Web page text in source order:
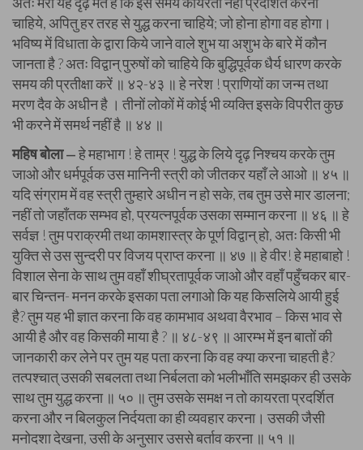
चाहिये, अपितु हर तरह से युद्ध करना चाहिये; जो होना होगा वह होगा।
भविष्य में विधाता के द्वारा किये जाने वाले शुभ या अशुभ के बारे में कौन
जानता है ? अतः विद्वान् पुरुषों को चाहिये कि बुद्धिपूर्वक धैर्य धारण करके
समय की प्रतीक्षा करें ॥ ४२-४३ ॥ हे नरेश ! प्राणियों का जन्म तथा
मरण दैव के अधीन है । तीनों लोकों में कोई भी व्यक्ति इसके विपरीत कुछ
भी करने में समर्थ नहीं है ॥ ४४ ॥
महिष बोला— हे महाभाग ! हे ताम्र ! युद्ध के लिये दृढ़ निश्चय करके तुम
जाओ और धर्मपूर्वक उस मानिनी स्त्री को जीतकर यहाँ ले आओ ॥ ४५ ॥
यदि संग्राम में वह स्त्री तुम्हारे अधीन न हो सके, तब तुम उसे मार डालना;
नहीं तो जहाँतक सम्भव हो, प्रयत्नपूर्वक उसका सम्मान करना ॥ ४६ ॥ हे
सर्वज्ञ ! तुम पराक्रमी तथा कामशास्त्र के पूर्ण विद्वान् हो, अतः किसी भी
युक्ति से उस सुन्दरी पर विजय प्राप्त करना ॥ ४७ ॥ हे वीर! हे महाबाहो !
विशाल सेना के साथ तुम वहाँ शीघ्रतापूर्वक जाओ और वहाँ पहुँचकर बार-
बार चिन्तन- मनन करके इसका पता लगाओ कि यह किसलिये आयी हुई
है? तुम यह भी ज्ञात करना कि वह कामभाव अथवा वैरभाव – किस भाव से
आयी है और वह किसकी माया है ? ॥ ४८-४९ ॥ आरम्भ में इन बातों की
जानकारी कर लेने पर तुम यह पता करना कि वह क्या करना चाहती है?
तत्पश्चात् उसकी सबलता तथा निर्बलता को भलीभाँति समझकर ही उसके
साथ तुम युद्ध करना ॥ ५० ॥ तुम उसके समक्ष न तो कायरता प्रदर्शित
करना और न बिलकुल निर्दयता का ही व्यवहार करना। उसकी जैसी
मनोदशा देखना, उसी के अनुसार उससे बर्ताव करना ॥ ५१ ॥